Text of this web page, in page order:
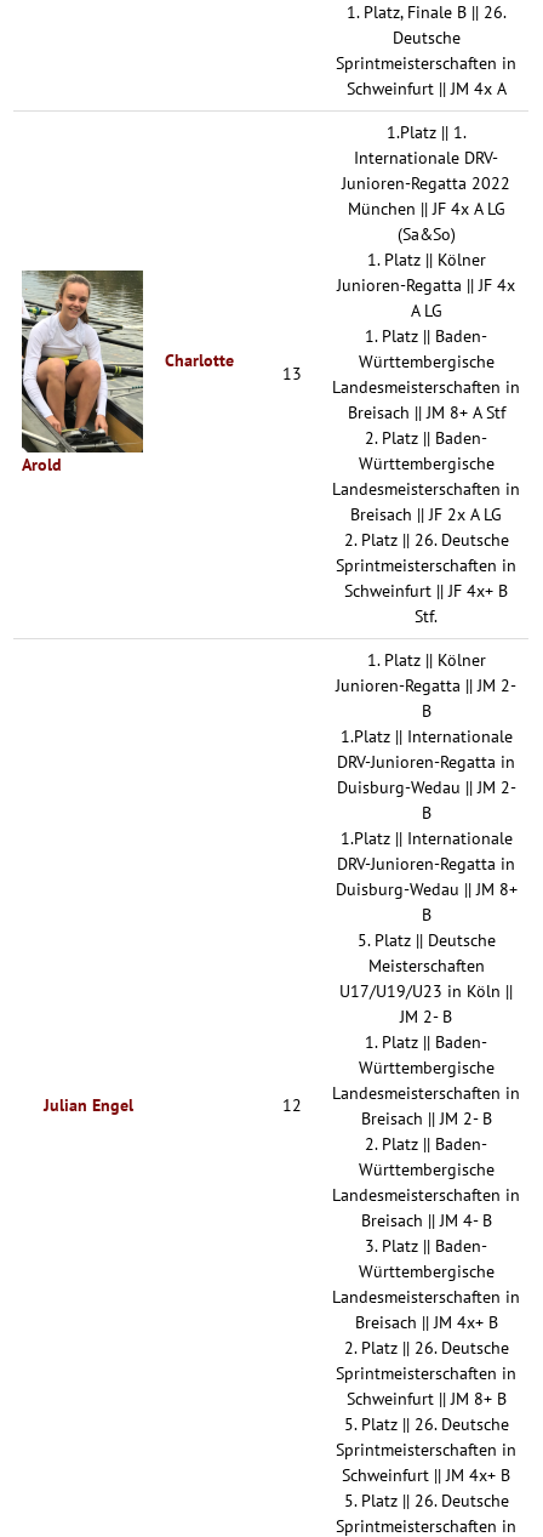
1. Platz, Finale B || 26.
Deutsche
Sprintmeisterschaften in
Schweinfurt || JM 4x A
Charlotte
Arold
13
1.Platz || 1.
Internationale DRV-
Junioren-Regatta 2022
München || JF 4x A LG
(Sa&So)
1. Platz || Kölner
Junioren-Regatta || JF 4x
A LG
1. Platz || Baden-
Württembergische
Landesmeisterschaften in
Breisach || JM 8+ A Stf
2. Platz || Baden-
Württembergische
Landesmeisterschaften in
Breisach || JF 2x A LG
2. Platz || 26. Deutsche
Sprintmeisterschaften in
Schweinfurt || JF 4x+ B
Stf.
Julian Engel 12
1. Platz || Kölner
Junioren-Regatta || JM 2-
B
1.Platz || Internationale
DRV-Junioren-Regatta in
Duisburg-Wedau || JM 2-
B
1.Platz || Internationale
DRV-Junioren-Regatta in
Duisburg-Wedau || JM 8+
B
5. Platz || Deutsche
Meisterschaften
U17/U19/U23 in Köln ||
JM 2- B
1. Platz || Baden-
Württembergische
Landesmeisterschaften in
Breisach || JM 2- B
2. Platz || Baden-
Württembergische
Landesmeisterschaften in
Breisach || JM 4- B
3. Platz || Baden-
Württembergische
Landesmeisterschaften in
Breisach || JM 4x+ B
2. Platz || 26. Deutsche
Sprintmeisterschaften in
Schweinfurt || JM 8+ B
5. Platz || 26. Deutsche
Sprintmeisterschaften in
Schweinfurt || JM 4x+ B
5. Platz || 26. Deutsche
Sprintmeisterschaften in